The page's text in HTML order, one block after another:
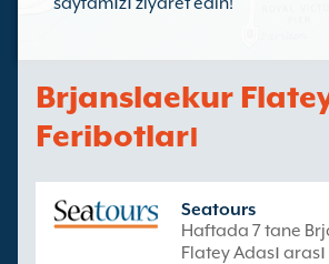
Brjanslaekur
Feribotları
Seatours
Haftada 7 tane
Flatey Adası